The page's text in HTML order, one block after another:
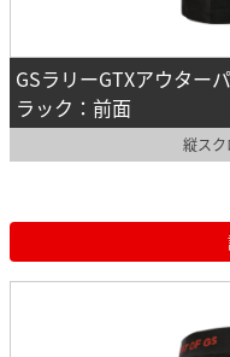
GSラリーGTXアウタ
ラック：前面
縦ス